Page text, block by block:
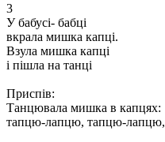
3
У бабусі- бабці
вкрала мишка капці.
Взула мишка капці
і пішла на танці
Приспів:
Танцювала мишка в капцях:
тапцю-лапцю, тапцю-лапцю,